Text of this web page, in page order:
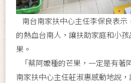
南台南家扶中心主任李保良表示
的熱血台南人，讓扶助家庭和小
果。
「蔡阿嬤種的芒果，一定是有著
南家扶中心主任莊淑惠感動地說